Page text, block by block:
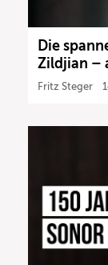
Die
Zildjian –
Fritz Steger